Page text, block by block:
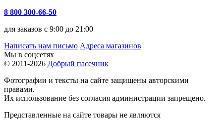
8 800 300-66-50
для заказов с 9:00 до 21:00
Написать нам письмо Адреса магазинов
Мы в соцсетях
© 2011-2026 Добрый пасечник
Фотографии и тексты на сайте защищены авторскими
правами.
Их использование без согласия администрации запрещено.
Представленные на сайте товары не являются